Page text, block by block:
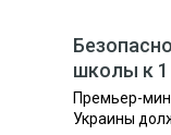
школы к 1
Премьер-
Украины